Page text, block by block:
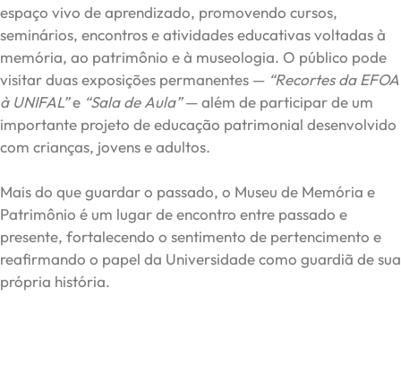
espaço vivo de aprendizado, promovendo cursos,
seminários, encontros e atividades educativas voltadas à
memória, ao patrimônio e à museologia. O público pode
visitar duas exposições permanentes — “Recortes da EFOA
à UNIFAL”e “Sala de Aula”— além de participar de um
importante projeto de educação patrimonial desenvolvido
com crianças, jovens e adultos.
Mais do que guardar o passado, o Museu de Memória e
Patrimônio é um lugar de encontro entre passado e
presente, fortalecendo o sentimento de pertencimento e
reafirmando o papel da Universidade como guardiã de sua
própria história.